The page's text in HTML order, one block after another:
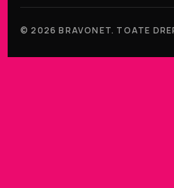
© 2026 BRAVONET. TOATE